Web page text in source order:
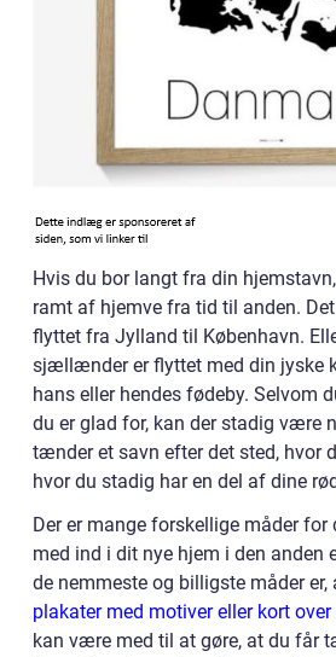
Hvis du bor langt fra din
ramt af hjemve fra tid til anden.
flyttet fra Jylland til København.
sjællænder er flyttet med din jyske
hans eller hendes fødeby. Selvom
du er glad for, kan der stadig være
tænder et savn efter det sted, hvor
hvor du stadig har en del af dine
Der er mange forskellige måder
med ind i dit nye hjem i den anden
de nemmeste og billigste måder er,
plakater med motiver eller kort
kan være med til at gøre, at du får